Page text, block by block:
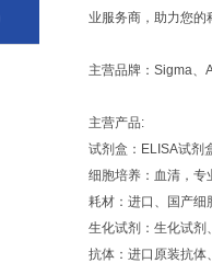
业服务商，助力您的
主营品牌：Sigma、
主营产品:
试剂盒：ELISA试剂
细胞培养：血清，
耗材：进口、国产
生化试剂：生化试
抗体：进口原装抗体